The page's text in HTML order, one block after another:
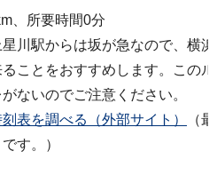
、所要時間0分
川駅からは坂が急なので、横
ことをおすすめします。この
ないのでご注意ください。
表を調べる（外部サイト）
（
す。）